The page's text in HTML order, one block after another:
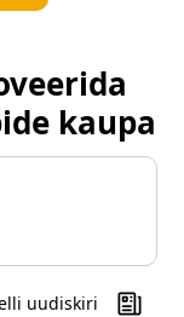
kaupa
uudiskiri